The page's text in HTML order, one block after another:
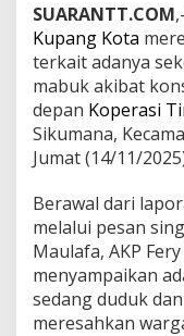
SUARANTT.COM
Kupang Kota
terkait adanya
mabuk akibat
depan Koperasi
Sikumana,
Jumat (14/11/
Berawal dari
melalui pesan
Maulafa, AKP
menyampaikan
sedang duduk
meresahkan